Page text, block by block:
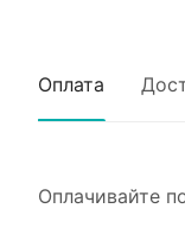
Оплата
Оплачивайте